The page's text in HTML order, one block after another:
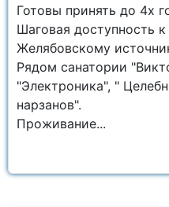
Готовы принять до 4х
Шаговая доступность
Желябовскому
Рядом санатории
"Электроника", "
нарзанов".
Проживание...